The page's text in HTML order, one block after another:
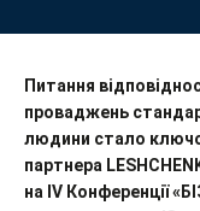
Питання
проваджень
людини стало
партнера
на IV Конференції